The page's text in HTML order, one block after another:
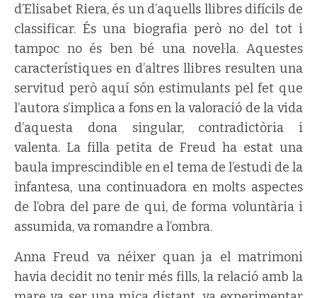
d’Elisabet Riera, és un d’aquells llibres difícils de
classificar. És una biografia però no del tot i
tampoc no és ben bé una novel·la. Aquestes
característiques en d’altres llibres resulten una
servitud però aquí són estimulants pel fet que
l’autora s’implica a fons en la valoració de la vida
d’aquesta dona singular, contradictòria i
valenta. La filla petita de Freud ha estat una
baula imprescindible en el tema de l’estudi de la
infantesa, una continuadora en molts aspectes
de l’obra del pare de qui, de forma voluntària i
assumida, va romandre a l’ombra.
Anna Freud va néixer quan ja el matrimoni
havia decidit no tenir més fills, la relació amb la